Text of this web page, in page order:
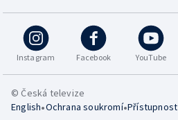
Instagram Facebook YouTube
© Česká televize
English•Ochrana soukromí•Přístupnost